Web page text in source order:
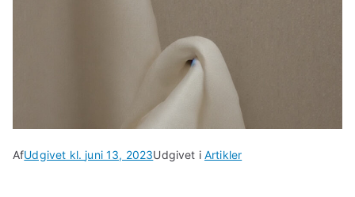
AfUdgivet kl. juni 13, 2023Udgivet i Artikler